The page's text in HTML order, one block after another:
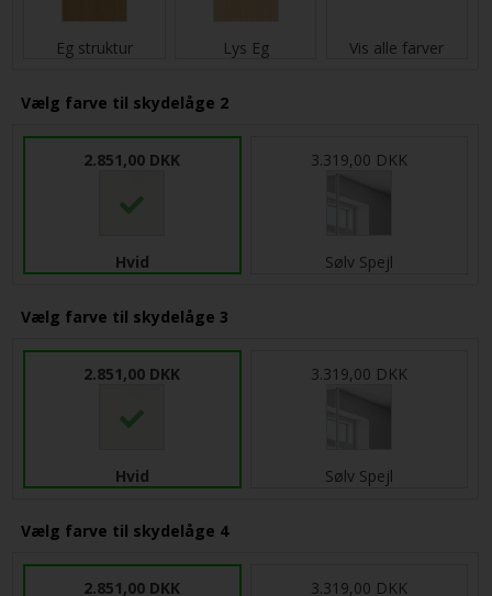
Eg struktur Lys Eg Vis alle farver
Vælg farve til skydelåge 2
2.851,00 DKK
Hvid
3.319,00 DKK
Sølv Spejl
Vælg farve til skydelåge 3
2.851,00 DKK
Hvid
3.319,00 DKK
Sølv Spejl
Vælg farve til skydelåge 4
2.851,00 DKK 3.319,00 DKK